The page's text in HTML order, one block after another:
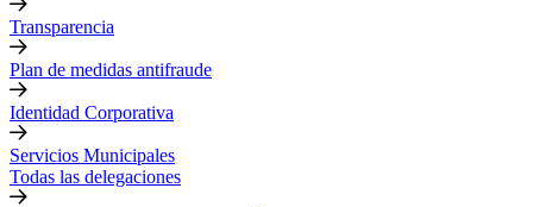
Transparencia
Plan de medidas antifraude
Identidad Corporativa
Servicios Municipales
Todas las delegaciones